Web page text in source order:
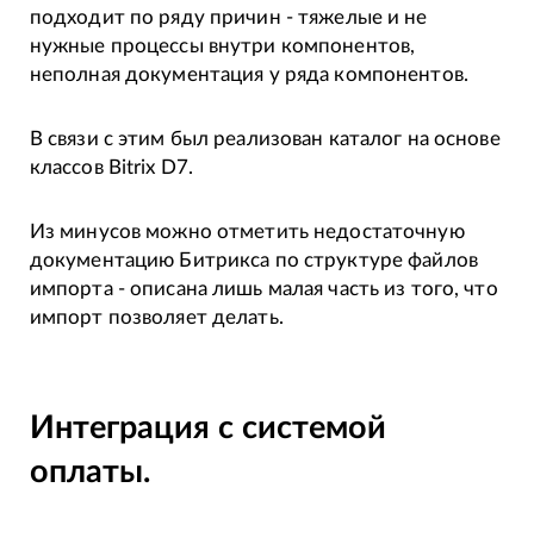
подходит по ряду причин - тяжелые и не
нужные процессы внутри компонентов,
неполная документация у ряда компонентов.
В связи с этим был реализован каталог на основе
классов Bitrix D7.
Из минусов можно отметить недостаточную
документацию Битрикса по структуре файлов
импорта - описана лишь малая часть из того, что
импорт позволяет делать.
Интеграция с системой
оплаты.